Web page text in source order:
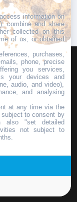
STAMPA
Iva: IT 03855110049
information on
combine and share
collected on this
of us, or obtained
purchases,
phone, precise
you services,
your devices and
audio, and video),
and analysing
at any time via the
to consent by
also "set detailed
not subject to